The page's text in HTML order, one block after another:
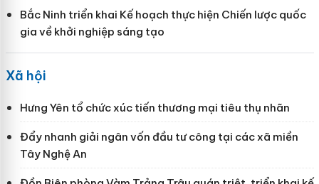
Bắc Ninh triển khai Kế hoạch thực hiện Chiến lược quốc
gia về khởi nghiệp sáng tạo
Xã hội
Hưng Yên tổ chức xúc tiến thương mại tiêu thụ nhãn
Đẩy nhanh giải ngân vốn đầu tư công tại các xã miền
Tây Nghệ An